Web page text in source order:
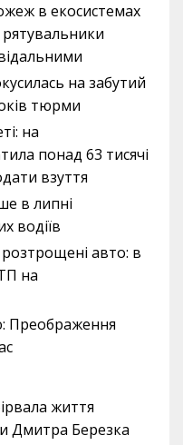
в екосистемах
на забутий
тюрми
на
понад 63 тисячі
взуття
в липні
водіїв
авто: в
на
Преображення
життя
Дмитра Березка